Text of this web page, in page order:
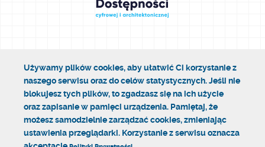
Używamy plików cookies, aby ułatwić Ci korzystanie z
naszego serwisu oraz do celów statystycznych. Jeśli nie
blokujesz tych plików, to zgadzasz się na ich użycie
oraz zapisanie w pamięci urządzenia. Pamiętaj, że
możesz samodzielnie zarządzać cookies, zmieniając
ustawienia przeglądarki. Korzystanie z serwisu oznacza